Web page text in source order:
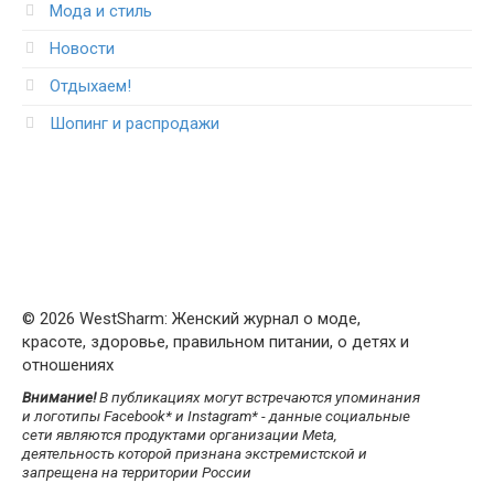
Мода и стиль
Новости
Отдыхаем!
Шопинг и распродажи
© 2026 WestSharm: Женский журнал о моде,
красоте, здоровье, правильном питании, о детях и
отношениях
Внимание!В публикациях могут встречаются упоминания
и логотипы Facebook* и Instagram* - данные социальные
сети являются продуктами организации Meta,
деятельность которой признана экстремистской и
запрещена на территории России